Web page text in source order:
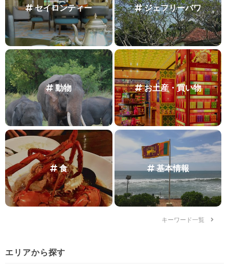
セイロンティー ジェフリーバワ
動物 お土産・買い物
食 基本情報
キーワード一覧
エリアから探す